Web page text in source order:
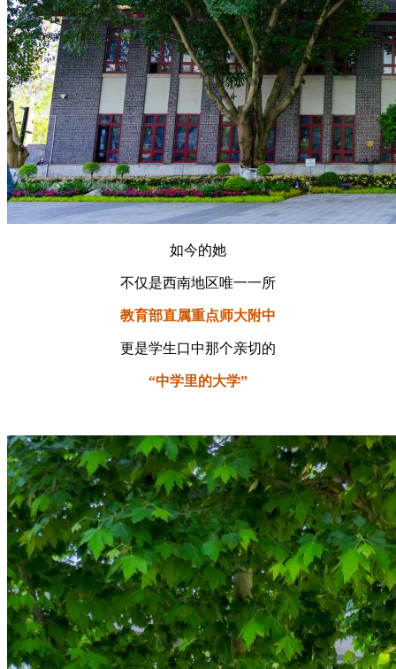
如今的她
不仅是西南地区唯一一所
教育部直属重点师大附中
更是学生口中那个亲切的
“中学里的大学”